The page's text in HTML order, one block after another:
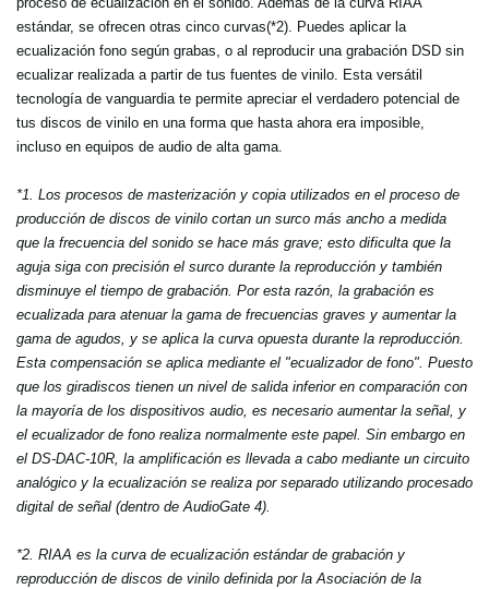
estándar, se ofrecen otras cinco curvas(*2). Puedes aplicar la
ecualización fono según grabas, o al reproducir una grabación DSD sin
ecualizar realizada a partir de tus fuentes de vinilo. Esta versátil
tecnología de vanguardia te permite apreciar el verdadero potencial de
tus discos de vinilo en una forma que hasta ahora era imposible,
incluso en equipos de audio de alta gama.
*1. Los procesos de masterización y copia utilizados en el proceso de
producción de discos de vinilo cortan un surco más ancho a medida
que la frecuencia del sonido se hace más grave; esto dificulta que la
aguja siga con precisión el surco durante la reproducción y también
disminuye el tiempo de grabación. Por esta razón, la grabación es
ecualizada para atenuar la gama de frecuencias graves y aumentar la
gama de agudos, y se aplica la curva opuesta durante la reproducción.
Esta compensación se aplica mediante el "ecualizador de fono". Puesto
que los giradiscos tienen un nivel de salida inferior en comparación con
la mayoría de los dispositivos audio, es necesario aumentar la señal, y
el ecualizador de fono realiza normalmente este papel. Sin embargo en
el DS-DAC-10R, la amplificación es llevada a cabo mediante un circuito
analógico y la ecualización se realiza por separado utilizando procesado
digital de señal (dentro de AudioGate 4).
*2. RIAA es la curva de ecualización estándar de grabación y
reproducción de discos de vinilo definida por la Asociación de la